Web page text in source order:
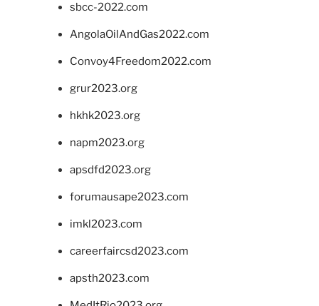
sbcc-2022.com
AngolaOilAndGas2022.com
Convoy4Freedom2022.com
grur2023.org
hkhk2023.org
napm2023.org
apsdfd2023.org
forumausape2023.com
imkl2023.com
careerfaircsd2023.com
apsth2023.com